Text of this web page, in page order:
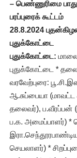
– பெண்ணுரிமை
பரப்புரைக் கூட்டம்
28.8.2024
புதுக்கோட்டை
புதுக்கோட்டை:
புதுக்கோட்டை *
வரவேற்புரை:
ஆ.சுப்பையா
தலைவர்), ப.வீரப்பன்
ப.க. அமைப்பாளர்) *
செயலாளர்) *